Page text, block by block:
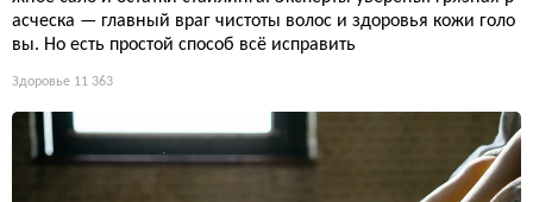
асческа — главный враг чистоты волос и здоровья кожи голо
вы. Но есть простой способ всё исправить
Здоровье 11 363